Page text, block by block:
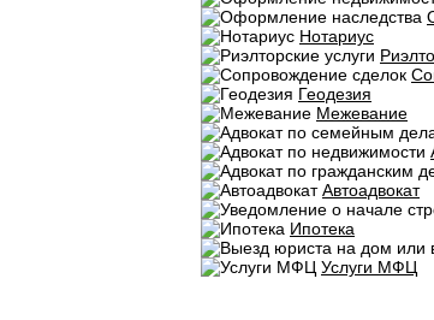
Нотариус
Геодезия
Межевание
Автоадвокат
Ипотека
Услуги МФЦ